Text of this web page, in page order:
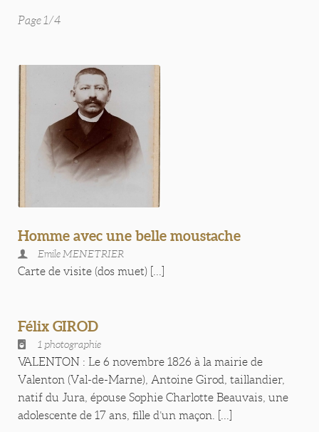
Page 1/4
Homme avec une belle moustache
Emile MENETRIER
Carte de visite (dos muet) [...]
Félix GIROD
1 photographie
VALENTON : Le 6 novembre 1826 à la mairie de
Valenton (Val-de-Marne), Antoine Girod, taillandier,
natif du Jura, épouse Sophie Charlotte Beauvais, une
adolescente de 17 ans, fille d’un maçon. [...]